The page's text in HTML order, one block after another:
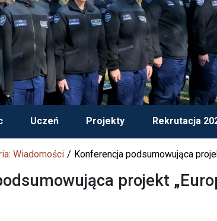
Uczeń Projekty Rekrutacja
Wiadomości Konferencja podsumowująca
projekt